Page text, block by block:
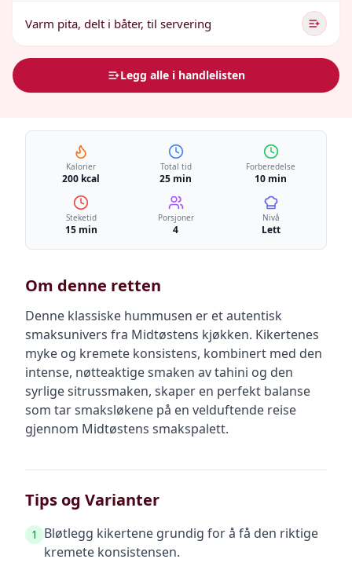
Varm pita, delt i båter, til servering
Legg alle i handlelisten
Kalorier
200 kcal
Total tid
25 min
Forberedelse
10 min
Steketid
15 min
Porsjoner
4
Nivå
Lett
Om denne retten
Denne klassiske hummusen er et autentisk
smaksunivers fra Midtøstens kjøkken. Kikertenes
myke og kremete konsistens, kombinert med den
intense, nøtteaktige smaken av tahini og den
syrlige sitrussmaken, skaper en perfekt balanse
som tar smaksløkene på en velduftende reise
gjennom Midtøstens smakspalett.
Tips og Varianter
1
Bløtlegg kikertene grundig for å få den riktige
kremete konsistensen.